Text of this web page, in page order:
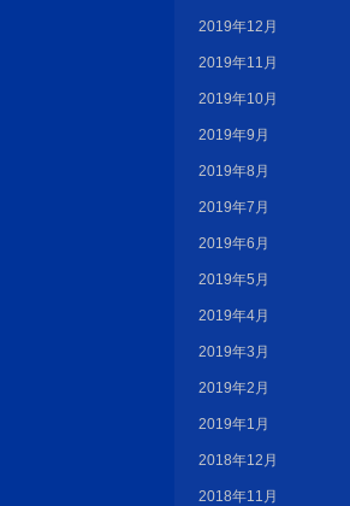
2019年12月
2019年11月
2019年10月
2019年9月
2019年8月
2019年7月
2019年6月
2019年5月
2019年4月
2019年3月
2019年2月
2019年1月
2018年12月
2018年11月